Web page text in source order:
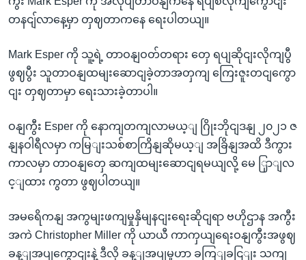
တနငျ်လာနေ့မှာ တှဈတာကနေ ရေးပါတယျ။
Mark Esper ကို သူ့ရဲ့ တာဝနျဝတ်တရား တှေ ရပျဆိုငျးလိုကျပွီ
ဖွဈပွီး သူတာဝနျထမျးဆောငျခဲ့တာအတှကျ ကြေးဇူးတငျကွော
ငျး တှဈတာမှာ ရေးသားခဲ့တာပါ။
ဝနျကွီး Esper ကို နောကျတကျလာမယ့ျ ဂြိုးဘိုငျဒနျ ၂၀၂၁ ဇ
နျနဝါရီလမှာ ကမြျးသစ်စာကြိနျဆိုမယ့ျ အခြိနျအထိ ဒီကွား
ကာလမှာ တာဝနျတှေ ဆကျထမျးဆောငျရမယျလို့ မေ ြှာျလ
င့ျထား ကွတာ ဖွဈပါတယျ။
အမရေိကနျ အကွမျးဖကျမှုနှိမျနငျးရေးဆိုငျရာ ဗဟိုဌာန အကွီး
အကဲ Christopher Miller ကို ယာယီ ကာကှယျရေးဝနျကွီးအဖွဈ
ခန့ျအပျကွောငျးနဲ့ ဒီလို ခန့ျအပျမှုဟာ ခကြျခငြျး သကျ